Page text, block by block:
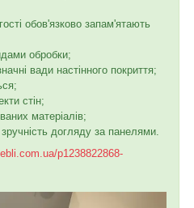
обов'язково запам'ятають
обробки;
вади настінного покриття;
стін;
матеріалів;
догляду за панелями.
p1238822868-